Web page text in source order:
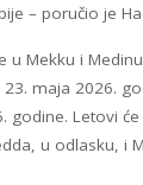
– poručio je
u Mekku i
maja 2026.
godine. Letovi
u odlasku, i